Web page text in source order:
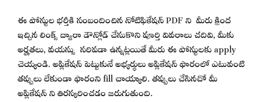
ఈ పోస్టుల భర్తీకి సంబందించిన నోటిఫికేషన్ PDF ని మీరు క్రింద
ఇచ్చిన లింక్స్ ద్వారా డౌన్లోడ్ చేసుకొని పూర్తి వివరాలు చదివి, మీకు
అర్హతలు, వయస్సు సరిపడా ఉన్నట్లయితే మీరు ఈ పోస్టులకు apply
చెయ్యండి. అప్లికేషన్ పెట్టుకునే అభ్యర్థులు అప్లికేషన్ ఫారంలో ఎటువంటి
తప్పులు లేకుండా ఫారంని fill చాయ్యాలి. తప్పులు చేసినచో మీ
అప్లికేషన్ ని తిరస్కరించడం జరుగుతుంది.